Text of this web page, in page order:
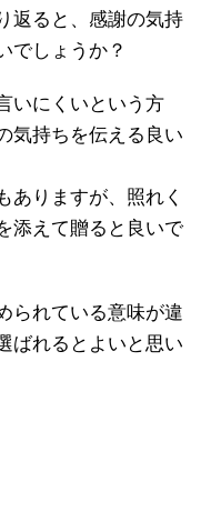
返ると、感謝の気持
でしょうか？
いにくいという方
気持ちを伝える良い
ありますが、照れく
添えて贈ると良いで
られている意味が違
ばれるとよいと思い